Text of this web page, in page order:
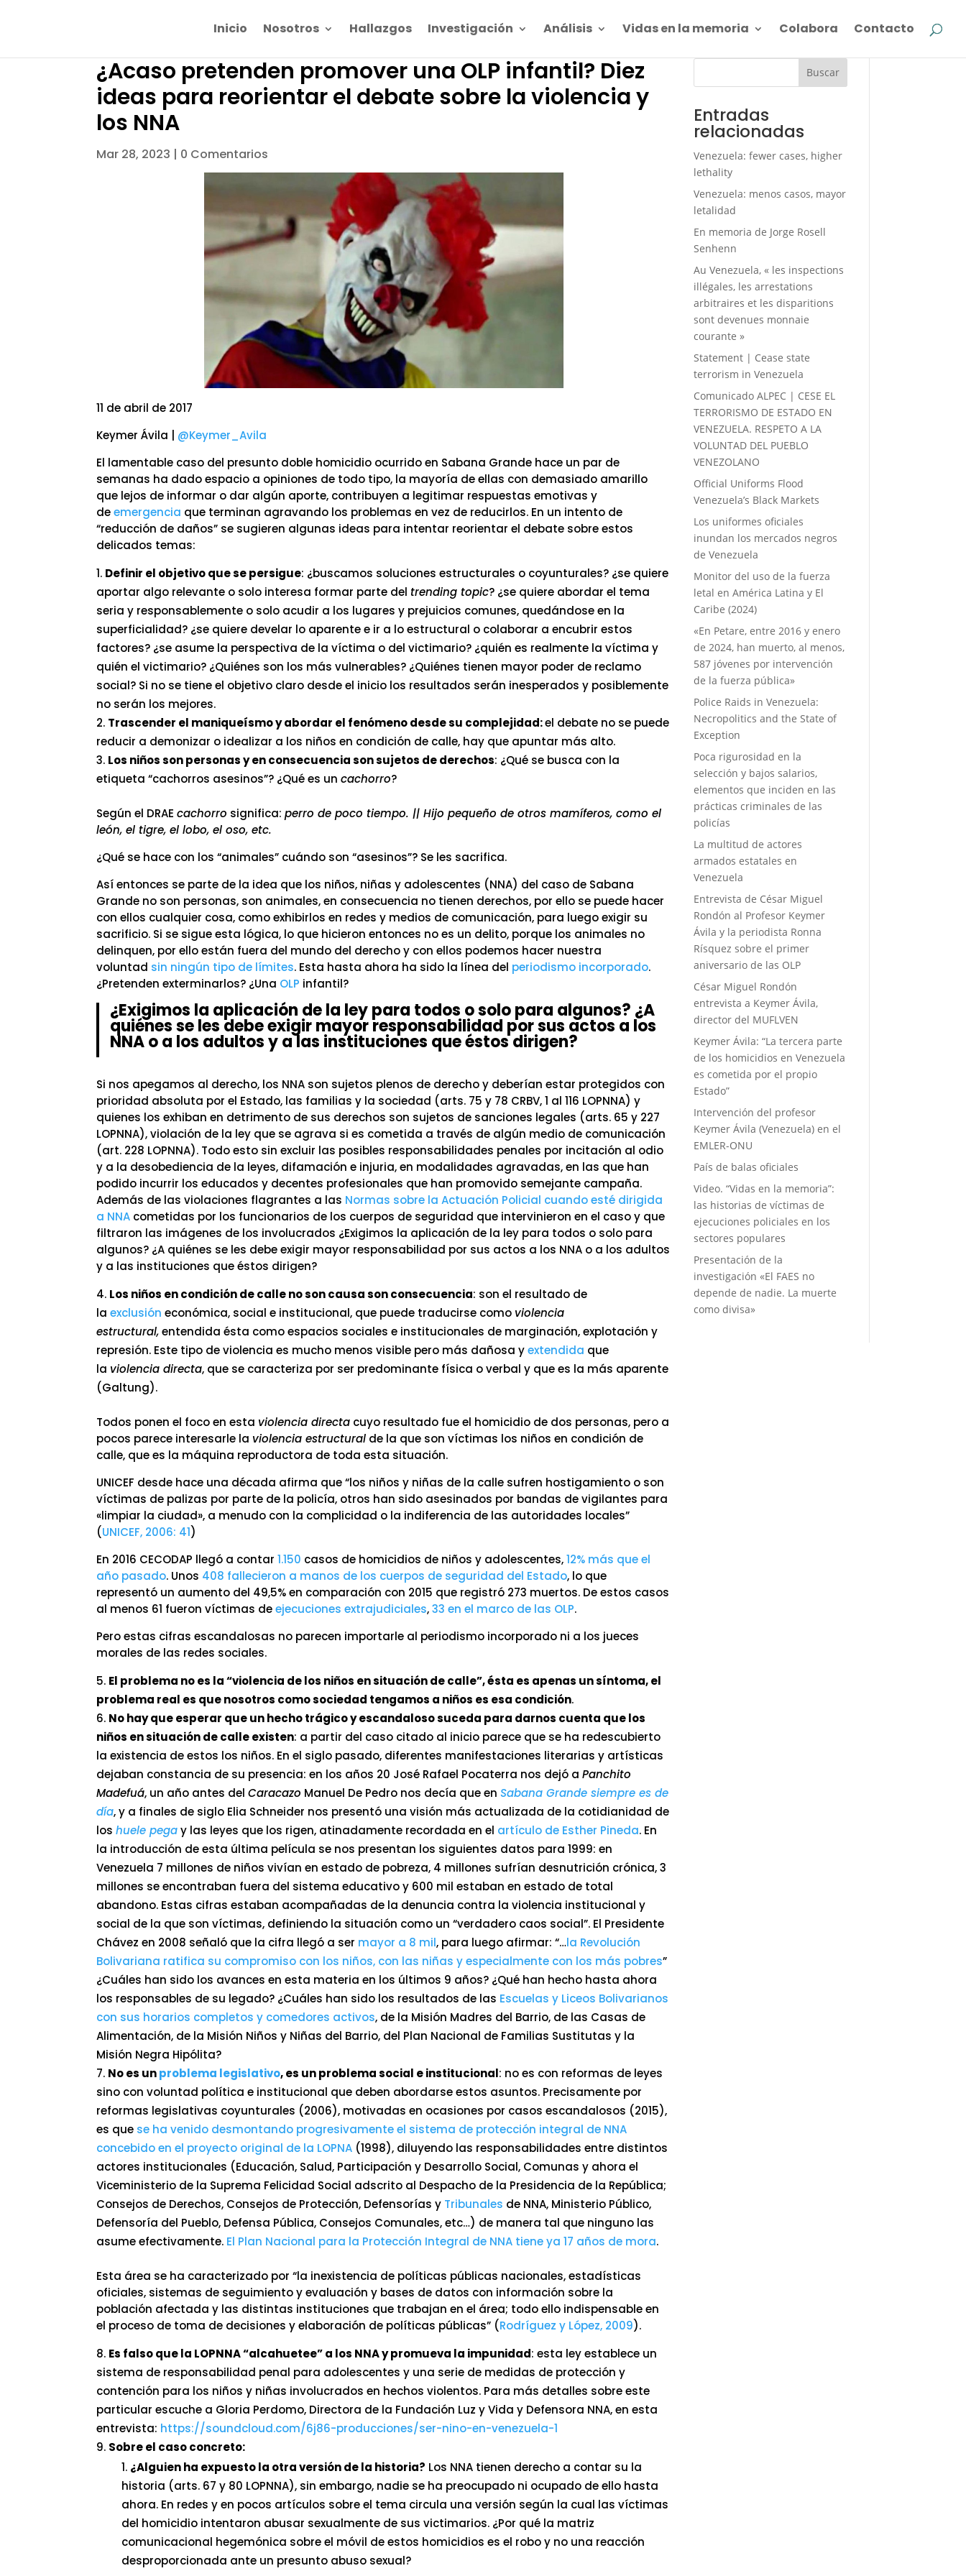
Inicio Nosotros Hallazgos Investigación Análisis Vidas en la memoria Colabora Contacto
¿Acaso pretenden promover una OLP infantil? Diez
ideas para reorientar el debate sobre la violencia y
los NNA
Mar 28, 2023 | 0 Comentarios
11 de abril de 2017
Keymer Ávila | @Keymer_Avila
El lamentable caso del presunto doble homicidio ocurrido en Sabana Grande hace un par de
semanas ha dado espacio a opiniones de todo tipo, la mayoría de ellas con demasiado amarillo
que lejos de informar o dar algún aporte, contribuyen a legitimar respuestas emotivas y
deemergencia que terminan agravando los problemas en vez de reducirlos. En un intento de
“reducción de daños” se sugieren algunas ideas para intentar reorientar el debate sobre estos
delicados temas:
Definir el objetivo que se persigue: ¿buscamos soluciones estructurales o coyunturales? ¿se quiere
aportar algo relevante o solo interesa formar parte del trending topic? ¿se quiere abordar el tema
seria y responsablemente o solo acudir a los lugares y prejuicios comunes, quedándose en la
superficialidad? ¿se quiere develar lo aparente e ir a lo estructural o colaborar a encubrir estos
factores? ¿se asume la perspectiva de la víctima o del victimario? ¿quién es realmente la víctima y
quién el victimario? ¿Quiénes son los más vulnerables? ¿Quiénes tienen mayor poder de reclamo
social? Si no se tiene el objetivo claro desde el inicio los resultados serán inesperados y posiblemente
no serán los mejores.
Trascender el maniqueísmo y abordar el fenómeno desde su complejidad:el debate no se puede
reducir a demonizar o idealizar a los niños en condición de calle, hay que apuntar más alto.
Los niños son personas y en consecuencia son sujetos de derechos: ¿Qué se busca con la
etiqueta “cachorros asesinos”? ¿Qué es uncachorro?
Según el DRAEcachorro significa:perro de poco tiempo. || Hijo pequeño de otros mamíferos, como el
león, el tigre, el lobo, el oso, etc.
¿Qué se hace con los “animales” cuándo son “asesinos”? Se les sacrifica.
Así entonces se parte de la idea que los niños, niñas y adolescentes (NNA) del caso de Sabana
Grande no son personas, son animales, en consecuencia no tienen derechos, por ello se puede hacer
con ellos cualquier cosa, como exhibirlos en redes y medios de comunicación, para luego exigir su
sacrificio. Si se sigue esta lógica, lo que hicieron entonces no es un delito, porque los animales no
delinquen, por ello están fuera del mundo del derecho y con ellos podemos hacer nuestra
voluntad sin ningún tipo de límites. Esta hasta ahora ha sido la línea del periodismo incorporado.
¿Pretenden exterminarlos? ¿Una OLP infantil?
¿Exigimos la aplicación de la ley para todos o solo para algunos? ¿A
quiénes se les debe exigir mayor responsabilidad por sus actos a los
NNA o a los adultos y a las instituciones que éstos dirigen?
Si nos apegamos al derecho, los NNA son sujetos plenos de derecho y deberían estar protegidos con
prioridad absoluta por el Estado, las familias y la sociedad (arts. 75 y 78 CRBV, 1 al 116 LOPNNA) y
quienes los exhiban en detrimento de sus derechos son sujetos de sanciones legales (arts. 65 y 227
LOPNNA), violación de la ley que se agrava si es cometida a través de algún medio de comunicación
(art. 228 LOPNNA). Todo esto sin excluir las posibles responsabilidades penales por incitación al odio
y a la desobediencia de la leyes, difamación e injuria, en modalidades agravadas, en las que han
podido incurrir los educados y decentes profesionales que han promovido semejante campaña.
Además de las violaciones flagrantes a las Normas sobre la Actuación Policial cuando esté dirigida
a NNA cometidas por los funcionarios de los cuerpos de seguridad que intervinieron en el caso y que
filtraron las imágenes de los involucrados ¿Exigimos la aplicación de la ley para todos o solo para
algunos? ¿A quiénes se les debe exigir mayor responsabilidad por sus actos a los NNA o a los adultos
y a las instituciones que éstos dirigen?
Los niños en condición de calle no son causa son consecuencia: son el resultado de
laexclusión económica, social e institucional, que puede traducirse como violencia
estructural,entendida ésta como espacios sociales e institucionales de marginación, explotación y
represión. Este tipo de violencia es mucho menos visible pero más dañosa yextendida que
la violencia directa, que se caracteriza por ser predominante física o verbal y que es la más aparente
(Galtung).
Todos ponen el foco en esta violencia directa cuyo resultado fue el homicidio de dos personas, pero a
pocos parece interesarle la violencia estructural de la que son víctimas los niños en condición de
calle, que es la máquina reproductora de toda esta situación.
UNICEF desde hace una década afirma que “los niños y niñas de la calle sufren hostigamiento o son
víctimas de palizas por parte de la policía, otros han sido asesinados por bandas de vigilantes para
«limpiar la ciudad», a menudo con la complicidad o la indiferencia de las autoridades locales”
(UNICEF, 2006: 41)
En 2016 CECODAP llegó a contar1.150 casos de homicidios de niños y adolescentes,12% más que el
año pasado. Unos 408 fallecieron a manos de los cuerpos de seguridad del Estado, lo que
representó un aumento del 49,5% en comparación con 2015 que registró 273 muertos. De estos casos
al menos 61 fueron víctimas deejecuciones extrajudiciales,33 en el marco de las OLP.
Pero estas cifras escandalosas no parecen importarle al periodismo incorporado ni a los jueces
morales de las redes sociales.
El problema no es la “violencia de los niños en situación de calle”, ésta es apenas un síntoma, el
problema real es que nosotros como sociedad tengamos a niños es esa condición.
No hay que esperar que un hecho trágico y escandaloso suceda para darnos cuenta que los
niños en situación de calle existen: a partir del caso citado al inicio parece que se ha redescubierto
la existencia de estos los niños. En el siglo pasado, diferentes manifestaciones literarias y artísticas
dejaban constancia de su presencia: en los años 20 José Rafael Pocaterra nos dejó aPanchito
Madefuá, un año antes delCaracazo Manuel De Pedro nos decía que enSabana Grande siempre es de
día, y a finales de siglo Elia Schneider nos presentó una visión más actualizada de la cotidianidad de
loshuele pegay las leyes que los rigen, atinadamente recordada en el artículo de Esther Pineda. En
la introducción de esta última película se nos presentan los siguientes datos para 1999: en
Venezuela 7 millones de niños vivían en estado de pobreza, 4 millones sufrían desnutrición crónica, 3
millones se encontraban fuera del sistema educativo y 600 mil estaban en estado de total
abandono. Estas cifras estaban acompañadas de la denuncia contra la violencia institucional y
social de la que son víctimas, definiendo la situación como un “verdadero caos social”. El Presidente
Chávez en 2008 señaló que la cifra llegó a ser mayor a 8 mil, para luego afirmar: “…la Revolución
Bolivariana ratifica su compromiso con los niños, con las niñas y especialmente con los más pobres”
¿Cuáles han sido los avances en esta materia en los últimos 9 años? ¿Qué han hecho hasta ahora
los responsables de su legado? ¿Cuáles han sido los resultados de las Escuelas y Liceos Bolivarianos
con sus horarios completos y comedores activos, de la Misión Madres del Barrio, de las Casas de
Alimentación, de la Misión Niños y Niñas del Barrio, del Plan Nacional de Familias Sustitutas y la
Misión Negra Hipólita?
No es unproblema legislativo, es un problema social e institucional: no es con reformas de leyes
sino con voluntad política e institucional que deben abordarse estos asuntos. Precisamente por
reformas legislativas coyunturales (2006), motivadas en ocasiones por casos escandalosos (2015),
es que se ha venido desmontando progresivamente el sistema de protección integral de NNA
concebido en el proyecto original de la LOPNA (1998), diluyendo las responsabilidades entre distintos
actores institucionales (Educación, Salud, Participación y Desarrollo Social, Comunas y ahora el
Viceministerio de la Suprema Felicidad Social adscrito al Despacho de la Presidencia de la República;
Consejos de Derechos, Consejos de Protección, Defensorías y Tribunales de NNA, Ministerio Público,
Defensoría del Pueblo, Defensa Pública, Consejos Comunales, etc…) de manera tal que ninguno las
asume efectivamente. El Plan Nacional para la Protección Integral de NNA tiene ya 17 años de mora.
Esta área se ha caracterizado por “la inexistencia de políticas públicas nacionales, estadísticas
oficiales, sistemas de seguimiento y evaluación y bases de datos con información sobre la
población afectada y las distintas instituciones que trabajan en el área; todo ello indispensable en
el proceso de toma de decisiones y elaboración de políticas públicas” (Rodríguez y López, 2009).
Es falso que la LOPNNA “alcahuetee” a los NNA y promueva la impunidad: esta ley establece un
sistema de responsabilidad penal para adolescentes y una serie de medidas de protección y
contención para los niños y niñas involucrados en hechos violentos. Para más detalles sobre este
particular escuche a Gloria Perdomo, Directora de la Fundación Luz y Vida y Defensora NNA, en esta
entrevista: https://soundcloud.com/6j86-producciones/ser-nino-en-venezuela-1
Sobre el caso concreto:
¿Alguien ha expuesto la otra versión de la historia? Los NNA tienen derecho a contar su la
historia (arts. 67 y 80 LOPNNA), sin embargo, nadie se ha preocupado ni ocupado de ello hasta
ahora. En redes y en pocos artículos sobre el tema circula una versión según la cual las víctimas
del homicidio intentaron abusar sexualmente de sus victimarios. ¿Por qué la matriz
comunicacional hegemónica sobre el móvil de estos homicidios es el robo y no una reacción
desproporcionada ante un presunto abuso sexual?
Buscar
Entradas
relacionadas
Venezuela: fewer cases, higher
lethality
Venezuela: menos casos, mayor
letalidad
En memoria de Jorge Rosell
Senhenn
Au Venezuela, « les inspections
illégales, les arrestations
arbitraires et les disparitions
sont devenues monnaie
courante »
Statement | Cease state
terrorism in Venezuela
Comunicado ALPEC | CESE EL
TERRORISMO DE ESTADO EN
VENEZUELA. RESPETO A LA
VOLUNTAD DEL PUEBLO
VENEZOLANO
Official Uniforms Flood
Venezuela’s Black Markets
Los uniformes oficiales
inundan los mercados negros
de Venezuela
Monitor del uso de la fuerza
letal en América Latina y El
Caribe (2024)
«En Petare, entre 2016 y enero
de 2024, han muerto, al menos,
587 jóvenes por intervención
de la fuerza pública»
Police Raids in Venezuela:
Necropolitics and the State of
Exception
Poca rigurosidad en la
selección y bajos salarios,
elementos que inciden en las
prácticas criminales de las
policías
La multitud de actores
armados estatales en
Venezuela
Entrevista de César Miguel
Rondón al Profesor Keymer
Ávila y la periodista Ronna
Rísquez sobre el primer
aniversario de las OLP
César Miguel Rondón
entrevista a Keymer Ávila,
director del MUFLVEN
Keymer Ávila: “La tercera parte
de los homicidios en Venezuela
es cometida por el propio
Estado”
Intervención del profesor
Keymer Ávila (Venezuela) en el
EMLER-ONU
País de balas oficiales
Video. “Vidas en la memoria”:
las historias de víctimas de
ejecuciones policiales en los
sectores populares
Presentación de la
investigación «El FAES no
depende de nadie. La muerte
como divisa»